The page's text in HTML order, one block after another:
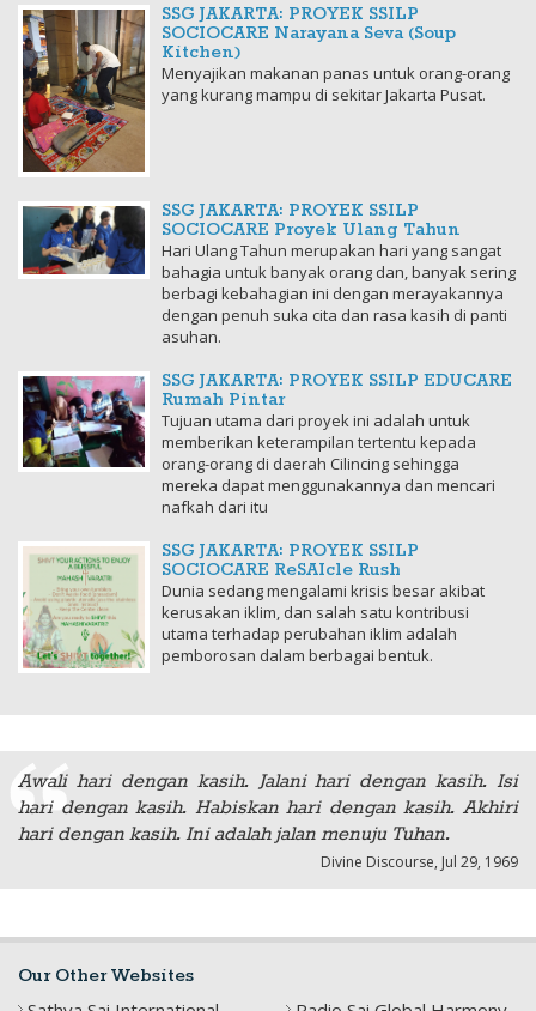
SSG JAKARTA: PROYEK SSILP
SOCIOCARE Narayana Seva (Soup
Kitchen)
Menyajikan makanan panas untuk orang-orang
yang kurang mampu di sekitar Jakarta Pusat.
SSG JAKARTA: PROYEK SSILP
SOCIOCARE Proyek Ulang Tahun
Hari Ulang Tahun merupakan hari yang sangat
bahagia untuk banyak orang dan, banyak sering
berbagi kebahagian ini dengan merayakannya
dengan penuh suka cita dan rasa kasih di panti
asuhan.
SSG JAKARTA: PROYEK SSILP EDUCARE
Rumah Pintar
Tujuan utama dari proyek ini adalah untuk
memberikan keterampilan tertentu kepada
orang-orang di daerah Cilincing sehingga
mereka dapat menggunakannya dan mencari
nafkah dari itu
SSG JAKARTA: PROYEK SSILP
SOCIOCARE ReSAIcle Rush
Dunia sedang mengalami krisis besar akibat
kerusakan iklim, dan salah satu kontribusi
utama terhadap perubahan iklim adalah
pemborosan dalam berbagai bentuk.
Awali hari dengan kasih. Jalani hari dengan kasih. Isi
hari dengan kasih. Habiskan hari dengan kasih. Akhiri
hari dengan kasih. Ini adalah jalan menuju Tuhan.
Divine Discourse, Jul 29, 1969
Our Other Websites